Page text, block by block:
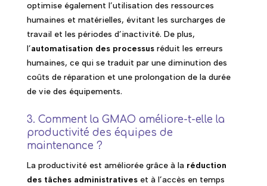
optimise également l’utilisation des ressources
humaines et matérielles, évitant les surcharges de
travail et les périodes d’inactivité. De plus,
l’automatisation des processusréduit les erreurs
humaines, ce qui se traduit par une diminution des
coûts de réparation et une prolongation de la durée
de vie des équipements.
3. Comment la GMAO améliore-t-elle la
productivité des équipes de
maintenance ?
La productivité est améliorée grâce à la réduction
des tâches administrativeset à l’accès en temps